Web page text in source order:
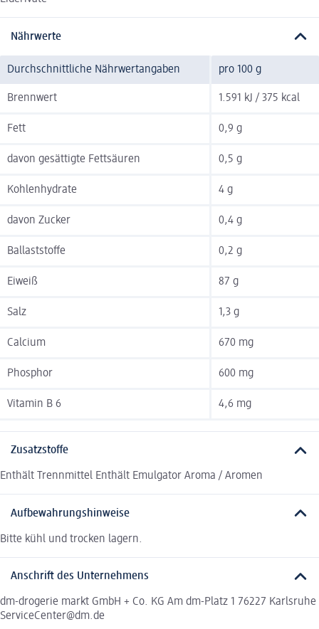
Nährwerte
Durchschnittliche Nährwertangaben pro 100 g
Brennwert 1.591 kJ / 375 kcal
Fett 0,9 g
davon gesättigte Fettsäuren 0,5 g
Kohlenhydrate 4 g
davon Zucker 0,4 g
Ballaststoffe 0,2 g
Eiweiß 87 g
Salz 1,3 g
Calcium 670 mg
Phosphor 600 mg
Vitamin B 6 4,6 mg
Zusatzstoffe
Enthält Trennmittel Enthält Emulgator Aroma / Aromen
Aufbewahrungshinweise
Bitte kühl und trocken lagern.
Anschrift des Unternehmens
dm-drogerie markt GmbH + Co. KG Am dm-Platz 1 76227 Karlsruhe
ServiceCenter@dm.de